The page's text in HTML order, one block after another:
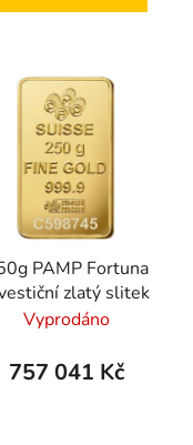
PAMP Fortuna
zlatý slitek
Vyprodáno
757 041 Kč